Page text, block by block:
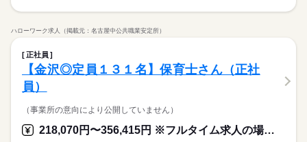
ハローワーク求人（掲載元：名古屋中公共職業安定所）
正社員
【金沢◎定員１３１名】保育士さん（正社
員）
（事業所の意向により公開していません）
218,070円〜356,415円 ※フルタイム求人の場合は月額（換算額）、パート求人の場合は時間額を表示しています。